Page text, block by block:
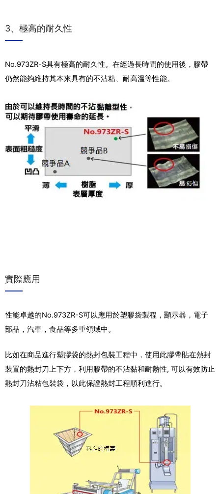
3、極高的耐久性
No.973ZR-S具有極高的耐久性。在經過長時間的使用後，膠帶
仍然能夠維持其本來具有的不沾粘、耐高溫等性能。
實際應用
性能卓越的No.973ZR-S可以應用於塑膠袋製程，顯示器，電子
部品，汽車，食品等多重領域中。
比如在商品進行塑膠袋的熱封包裝工程中，使用此膠帶貼在熱封
裝置的熱封刀上下方，利用膠帶的不沾黏和耐熱性, 可以有效防止
熱封刀沾粘包裝袋，以此保證熱封工程順利進行。